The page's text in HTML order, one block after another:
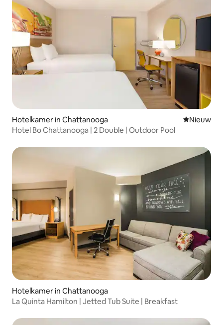
Hotelkamer in Chattanooga Nieuwe
Nieuw
Hotel Bo Chattanooga | 2 Double | Outdoor Pool
Hotelkamer in Chattanooga
La Quinta Hamilton | Jetted Tub Suite | Breakfast